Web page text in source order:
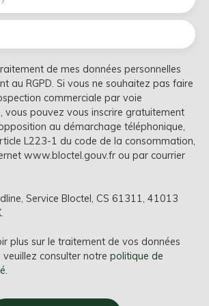
de mes données personnelles
au RGPD. Si vous ne souhaitez pas faire
commerciale par voie
vous pouvez vous inscrire gratuitement
au démarchage téléphonique,
L223-1 du code de la consommation,
www.bloctel.gouv.fr ou par courrier
Service Bloctel, CS 61311, 41013
plus sur le traitement de vos données
veuillez consulter notre politique de
.